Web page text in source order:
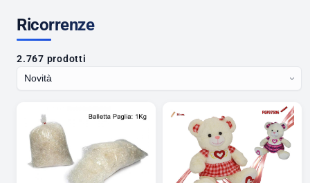
Ricorrenze
2.767 prodotti